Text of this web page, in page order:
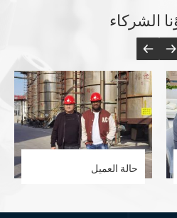
الشركاء
حالة العميل